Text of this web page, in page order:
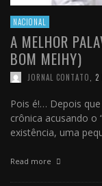
NACIONAL
A MELHOR
BOM MEIHY)
JORNAL CONTATO 2
Pois é!… Depois
crônica acusando o
existência, uma
Read more